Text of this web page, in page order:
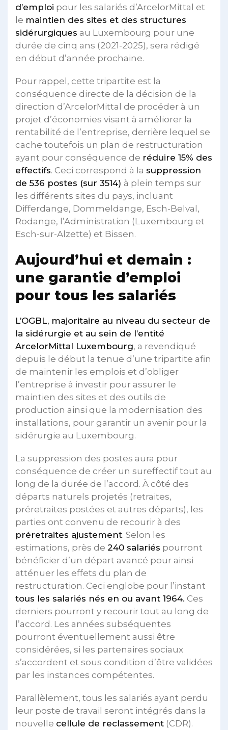
d’emploi pour les salariés d’ArcelorMittal et
le maintien des sites et des structures
sidérurgiques au Luxembourg pour une
durée de cinq ans (2021-2025), sera rédigé
en début d’année prochaine.
Pour rappel, cette tripartite est la
conséquence directe de la décision de la
direction d’ArcelorMittal de procéder à un
projet d’économies visant à améliorer la
rentabilité de l’entreprise, derrière lequel se
cache toutefois un plan de restructuration
ayant pour conséquence de réduire 15% des
effectifs. Ceci correspond à la suppression
de 536 postes (sur 3514) à plein temps sur
les différents sites du pays, incluant
Differdange, Dommeldange, Esch-Belval,
Rodange, l’Administration (Luxembourg et
Esch-sur-Alzette) et Bissen.
Aujourd’hui et demain :
une garantie d’emploi
pour tous les salariés
L’OGBL, majoritaire au niveau du secteur de
la sidérurgie et au sein de l’entité
ArcelorMittal Luxembourg, a revendiqué
depuis le début la tenue d’une tripartite afin
de maintenir les emplois et d’obliger
l’entreprise à investir pour assurer le
maintien des sites et des outils de
production ainsi que la modernisation des
installations, pour garantir un avenir pour la
sidérurgie au Luxembourg.
La suppression des postes aura pour
conséquence de créer un sureffectif tout au
long de la durée de l’accord. À côté des
départs naturels projetés (retraites,
préretraites postées et autres départs), les
parties ont convenu de recourir à des
préretraites ajustement. Selon les
estimations, près de 240 salariés pourront
bénéficier d’un départ avancé pour ainsi
atténuer les effets du plan de
restructuration. Ceci englobe pour l’instant
tous les salariés nés en ou avant 1964. Ces
derniers pourront y recourir tout au long de
l’accord. Les années subséquentes
pourront éventuellement aussi être
considérées, si les partenaires sociaux
s’accordent et sous condition d’être validées
par les instances compétentes.
Parallèlement, tous les salariés ayant perdu
leur poste de travail seront intégrés dans la
nouvelle cellule de reclassement (CDR).